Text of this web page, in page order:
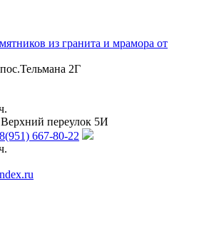
из гранита и мрамора от
2Г
переулок 5И
8(951) 667-80-22